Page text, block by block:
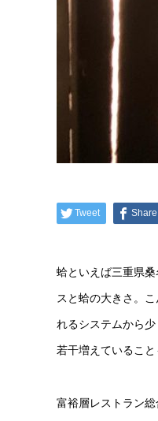
Tweet Share
蛤といえば三重県
スと蛤の大きさ。
れるシステムから
若干増えていること
富裕層レストラン